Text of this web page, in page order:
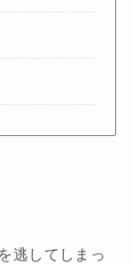
逃してしまっ